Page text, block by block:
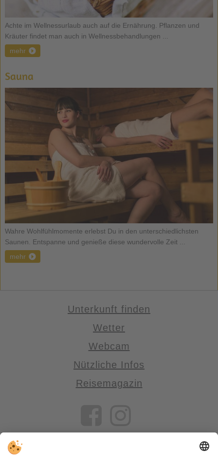
Achte im Wellnessurlaub auch auf die Ernährung. Pflanzen und
Kräuter findet man auch in Wellnessbehandlungen ...
mehr
Sauna
Wahre Wohlfühlmomente erlebst Du in den unterschiedlichsten
Saunen. Entspanne und genieße diese wundervolle Zeit ...
mehr
Unterkunft finden
Wetter
Webcam
Nützliche Infos
Reisemagazin